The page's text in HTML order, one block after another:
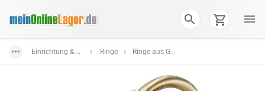
Einrichtung & Wohnaccessoires Ringe Ringe aus Gold